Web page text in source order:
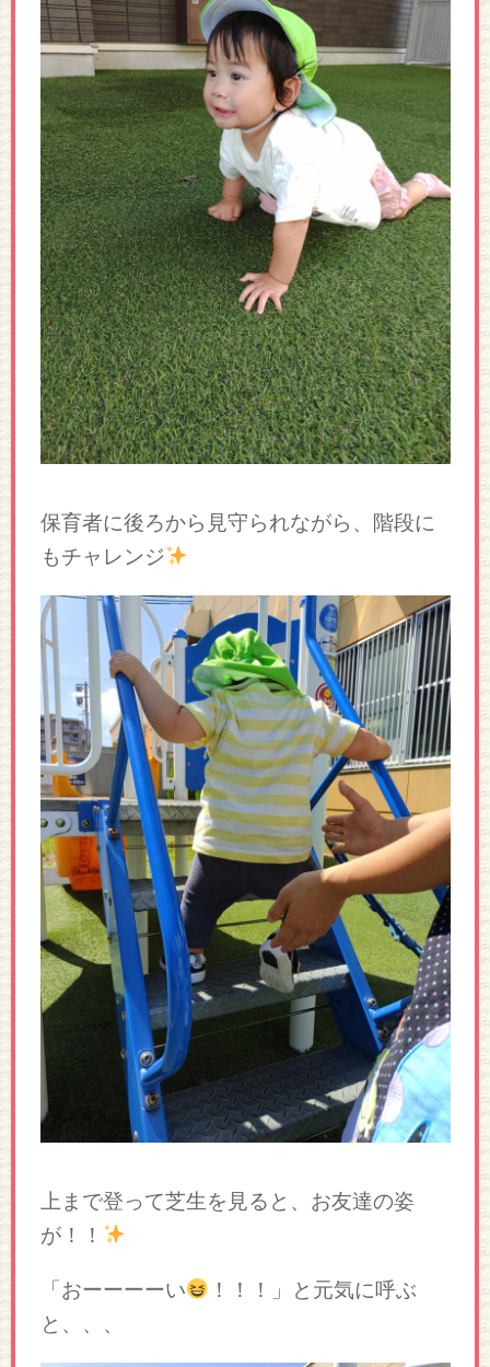
保育者に後ろから見守られながら、階段に
もチャレンジ
上まで登って芝生を見ると、お友達の姿
が！！
「おーーーーい
！！！」と元気に呼ぶ
と、、、